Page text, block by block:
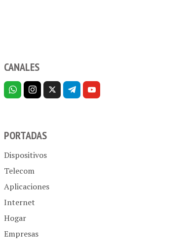
CANALES
PORTADAS
Dispositivos
Telecom
Aplicaciones
Internet
Hogar
Empresas